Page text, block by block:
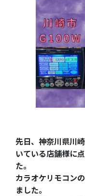
先日、神奈川県川
いている店舗様に
た。
カラオケリモコン
ました。